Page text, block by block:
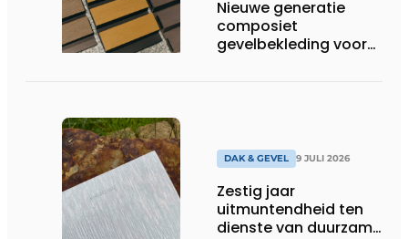
Nieuwe generatie
composiet
gevelbekleding voor
DAK & GEVEL 9 JULI 2026
Zestig jaar
uitmuntendheid ten
dienste van duurzame